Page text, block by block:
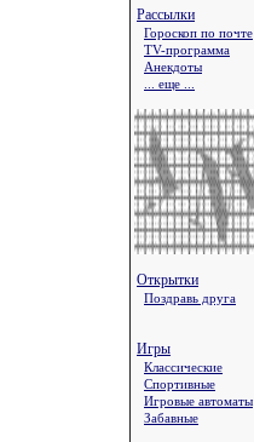
Рассылки
Гороскоп по почте
TV-программа
Анекдоты
... еще ...
Открытки
Поздравь друга
Игры
Классические
Спортивные
Игровые автоматы
Забавные